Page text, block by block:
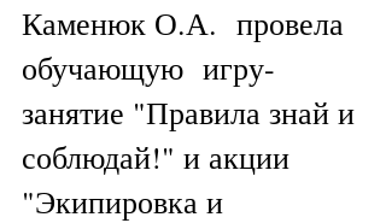
Каменюк О.А.  провела
обучающую  игру-
занятие "Правила знай и
соблюдай!" и акции
"Экипировка и